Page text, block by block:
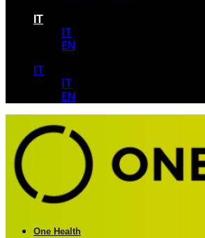
IT
IT
EN
IT
IT
EN
One Health